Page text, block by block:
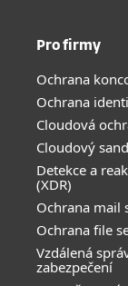
Pro firmy
Ochrana
Ochrana
Cloudová
Cloudový
Detekce a
(XDR)
Ochrana mail
Ochrana file
Vzdálená
zabezpečení